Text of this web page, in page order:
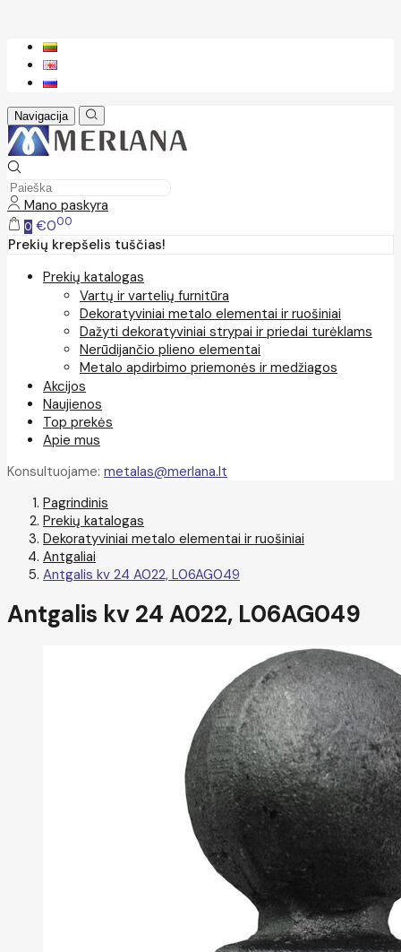
Navigacija
Mano paskyra
0 €000
Prekių krepšelis tuščias!
Prekių katalogas
Vartų ir vartelių furnitūra
Dekoratyviniai metalo elementai ir ruošiniai
Dažyti dekoratyviniai strypai ir priedai turėklams
Nerūdijančio plieno elementai
Metalo apdirbimo priemonės ir medžiagos
Akcijos
Naujienos
Top prekės
Apie mus
Konsultuojame: metalas@merlana.lt
Pagrindinis
Prekių katalogas
Dekoratyviniai metalo elementai ir ruošiniai
Antgaliai
Antgalis kv 24 A022, L06AG049
Antgalis kv 24 A022, L06AG049